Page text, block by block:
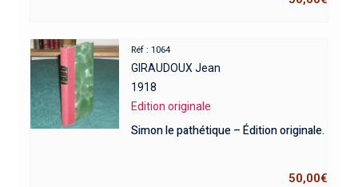
Réf : 1064
GIRAUDOUX Jean
1918
Edition originale
Simon le pathétique – Édition originale.
50,00€